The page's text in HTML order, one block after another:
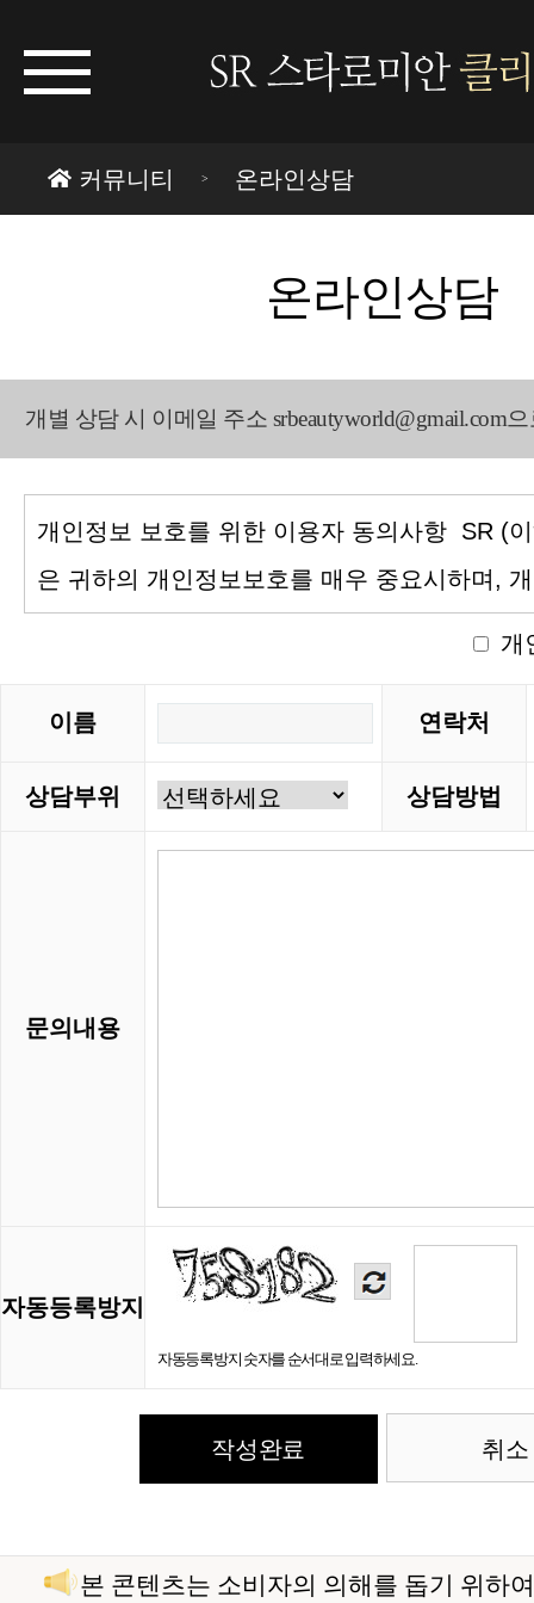
커뮤니티 온라인상담
온라인상담
개별 상담 시 이메일 주소 srbeautyworld@gmail.com
개
이름 연락처
상담부위 상담방법
문의내용
자동등록방지
자동등록방지 숫자를 순서대로 입력하세요.
취소
본 콘텐츠는 소비자의 의해를 돕기 위하